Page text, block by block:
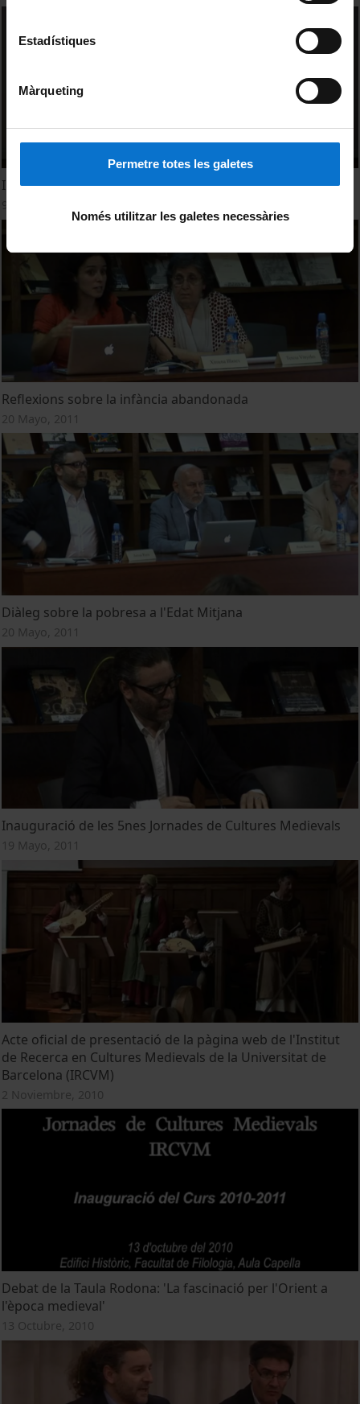
Estadístiques
Màrqueting
Permetre totes les galetes
Només utilitzar les galetes necessàries
Inauguració de les 7es Jornades de Cultures Medievals
Reflexions sobre la infància abandonada
20 Mayo, 2011
Diàleg sobre la pobresa a l'Edat Mitjana
20 Mayo, 2011
Inauguració de les 5nes Jornades de Cultures Medievals
19 Mayo, 2011
Acte oficial de presentació de la pàgina web de l'Institut
de Recerca en Cultures Medievals de la Universitat de
Barcelona (IRCVM)
2 Noviembre, 2010
Debat de la Taula Rodona: 'La fascinació per l'Orient a
l'època medieval'
13 Octubre, 2010